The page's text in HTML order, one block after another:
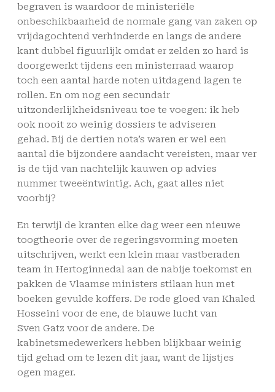
begraven is waardoor de ministeriële
onbeschikbaarheid de normale gang van zaken op
vrijdagochtend verhinderde en langs de andere
kant dubbel figuurlijk omdat er zelden zo hard is
doorgewerkt tijdens een ministerraad waarop
toch een aantal harde noten uitdagend lagen te
rollen. En om nog een secundair
uitzonderlijkheidsniveau toe te voegen: ik heb
ook nooit zo weinig dossiers te adviseren
gehad. Bij de dertien nota’s waren er wel een
aantal die bijzondere aandacht vereisten, maar ver
is de tijd van nachtelijk kauwen op advies
nummer tweeëntwintig. Ach, gaat alles niet
voorbij?
En terwijl de kranten elke dag weer een nieuwe
toogtheorie over de regeringsvorming moeten
uitschrijven, werkt een klein maar vastberaden
team in Hertoginnedal aan de nabije toekomst en
pakken de Vlaamse ministers stilaan hun met
boeken gevulde koffers. De rode gloed van Khaled
Hosseini voor de ene, de blauwe lucht van
Sven Gatz voor de andere. De
kabinetsmedewerkers hebben blijkbaar weinig
tijd gehad om te lezen dit jaar, want de lijstjes
ogen mager.